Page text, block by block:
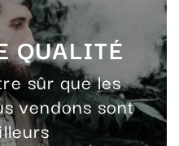
QUALITÉ
sûr que les
vendons sont